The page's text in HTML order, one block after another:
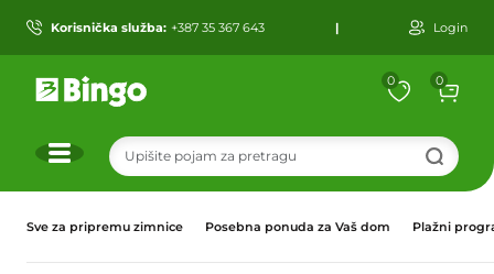
Korisnička služba: +387 35 367 643 | Login
0 0
Sve za pripremu zimnice Posebna ponuda za Vaš dom Plažni